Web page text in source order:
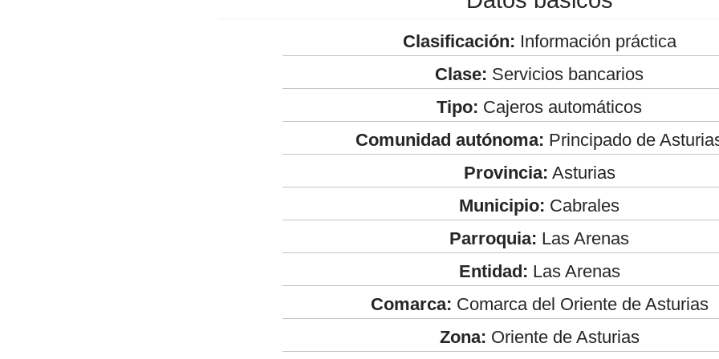
Clasificación: Información práctica
Clase: Servicios bancarios
Tipo: Cajeros automáticos
Comunidad autónoma: Principado de
Provincia: Asturias
Municipio: Cabrales
Parroquia: Las Arenas
Entidad: Las Arenas
Comarca: Comarca del Oriente de Asturias
Zona: Oriente de Asturias